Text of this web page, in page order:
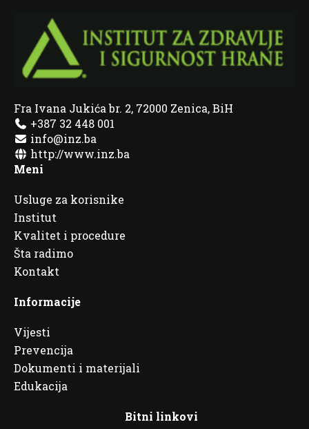
Fra Ivana Jukića br. 2, 72000 Zenica, BiH
+387 32 448 001
info@inz.ba
http://www.inz.ba
Meni
Usluge za korisnike
Institut
Kvalitet i procedure
Šta radimo
Kontakt
Informacije
Vijesti
Prevencija
Dokumenti i materijali
Edukacija
Bitni linkovi